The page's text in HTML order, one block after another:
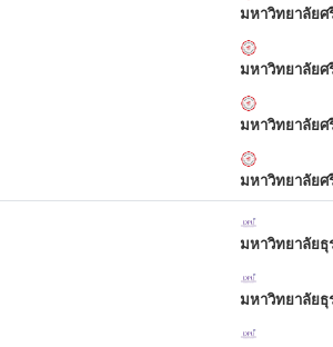
มหาวิทยาลัย
มหาวิทยาลัย
มหาวิทยาลัย
มหาวิทยาลัย
มหาวิทยาลัย
มหาวิทยาลัย